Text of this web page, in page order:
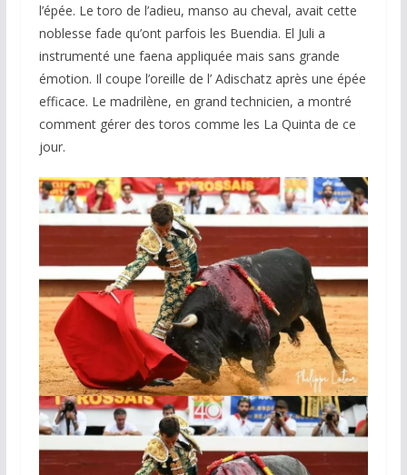
l’épée. Le toro de l’adieu, manso au cheval, avait cette
noblesse fade qu’ont parfois les Buendia. El Juli a
instrumenté une faena appliquée mais sans grande
émotion. Il coupe l’oreille de l’ Adischatz après une épée
efficace. Le madrilène, en grand technicien, a montré
comment gérer des toros comme les La Quinta de ce
jour.